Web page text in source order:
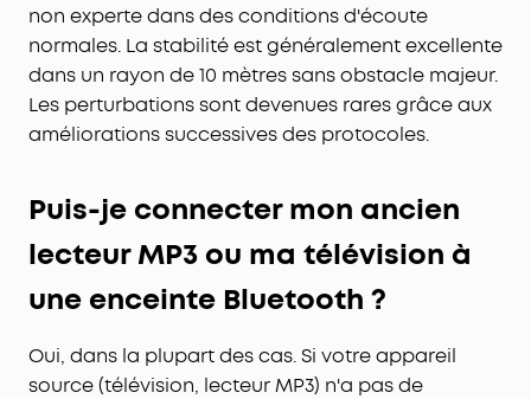
non experte dans des conditions d'écoute
normales. La stabilité est généralement excellente
dans un rayon de 10 mètres sans obstacle majeur.
Les perturbations sont devenues rares grâce aux
améliorations successives des protocoles.
Puis-je connecter mon ancien
lecteur MP3 ou ma télévision à
une enceinte Bluetooth ?
Oui, dans la plupart des cas. Si votre appareil
source (télévision, lecteur MP3) n'a pas de